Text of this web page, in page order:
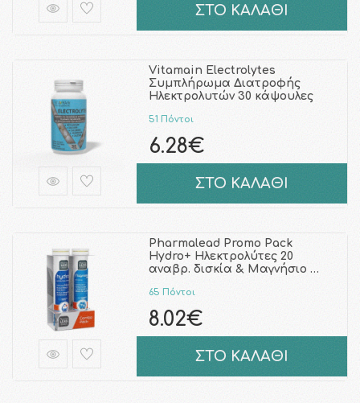
ΣΤΟ ΚΑΛΑΘΙ
Vitamain Electrolytes
Συμπλήρωμα Διατροφής
Ηλεκτρολυτών 30 κάψουλες
51 Πόντοι
6.28€
ΣΤΟ ΚΑΛΑΘΙ
Pharmalead Promo Pack
Hydro+ Ηλεκτρολύτες 20
αναβρ. δισκία & Μαγνήσιο …
65 Πόντοι
8.02€
ΣΤΟ ΚΑΛΑΘΙ